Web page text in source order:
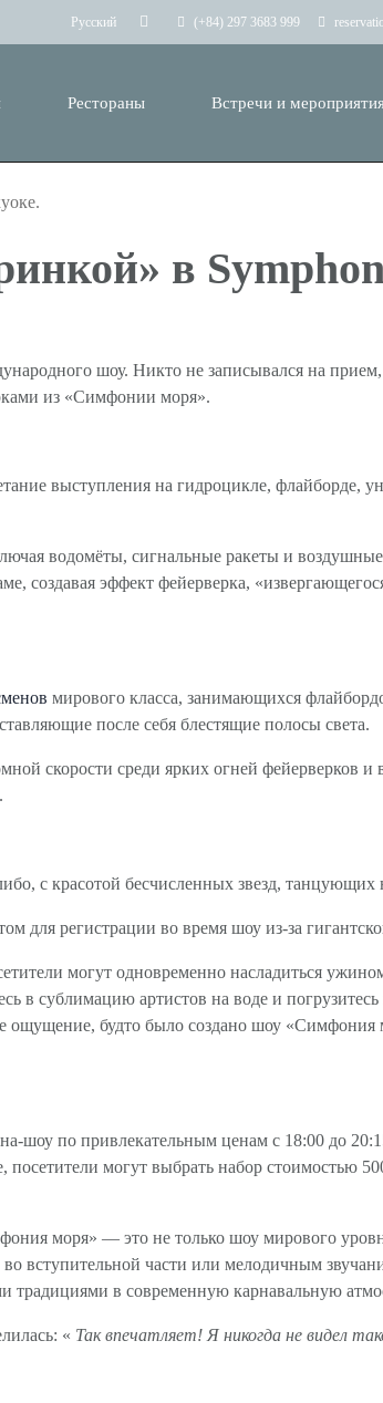
Русский (+84) 297 3683 999
Рестораны Встречи и
в
шоу. Никто не записывался на
из «Симфонии моря».
выступления на гидроцикле, флайборде,
водомёты, сигнальные ракеты и
эффект фейерверка,
мирового класса, занимающихся
после себя блестящие полосы света.
скорости среди ярких огней фейерверков и
с красотой бесчисленных звезд, танцующих
регистрации во время шоу из-за
могут одновременно насладиться
в сублимацию артистов на воде и
будто было создано шоу «Симфония
по привлекательным ценам с 18:00 до
могут выбрать набор стоимостью
моря» — это не только шоу мирового
вступительной части или мелодичным
традициями в современную карнавальную
« Так впечатляет! Я никогда не видел